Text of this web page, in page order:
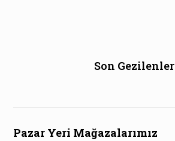
Son Gezilenler
Pazar Yeri Mağazalarımız